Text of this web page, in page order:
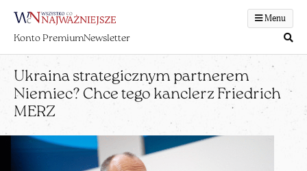
Menu
Konto PremiumNewsletter
Ukraina strategicznym partnerem
Niemiec? Chce tego kanclerz Friedrich
MERZ